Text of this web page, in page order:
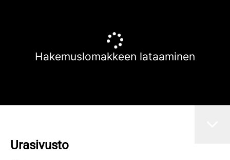
Hakemuslomakkeen lataaminen
Urasivusto